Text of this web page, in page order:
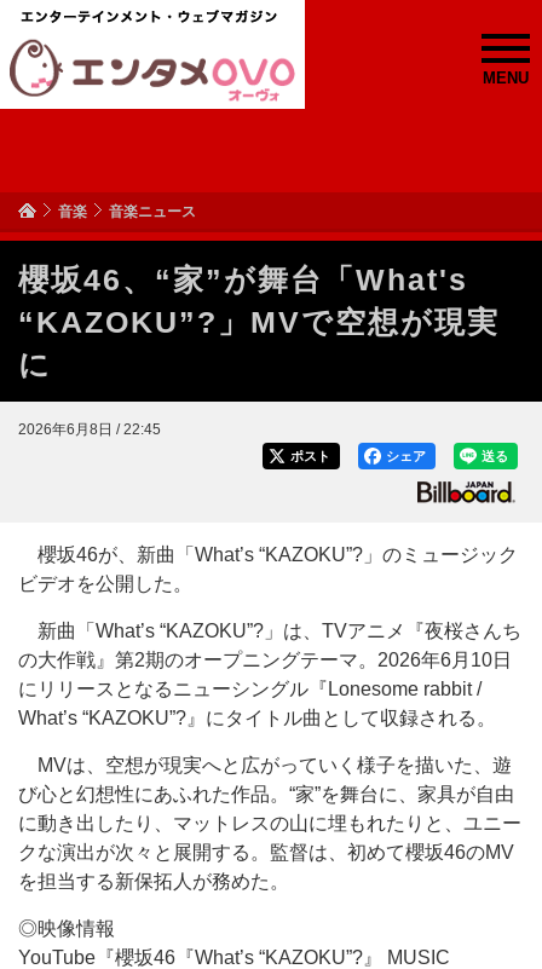
MENU
音楽 音楽ニュース
櫻坂46、“家”が舞台「What's
“KAZOKU”?」MVで空想が現実
に
2026年6月8日 / 22:45
送る
シェア
ポスト
櫻坂46が、新曲「What’s “KAZOKU”?」のミュージック
ビデオを公開した。
新曲「What’s “KAZOKU”?」は、TVアニメ『夜桜さんち
の大作戦』第2期のオープニングテーマ。2026年6月10日
にリリースとなるニューシングル『Lonesome rabbit /
What’s “KAZOKU”?』にタイトル曲として収録される。
MVは、空想が現実へと広がっていく様子を描いた、遊
び心と幻想性にあふれた作品。“家”を舞台に、家具が自由
に動き出したり、マットレスの山に埋もれたりと、ユニー
クな演出が次々と展開する。監督は、初めて櫻坂46のMV
を担当する新保拓人が務めた。
◎映像情報
YouTube『櫻坂46『What’s “KAZOKU”?』 MUSIC